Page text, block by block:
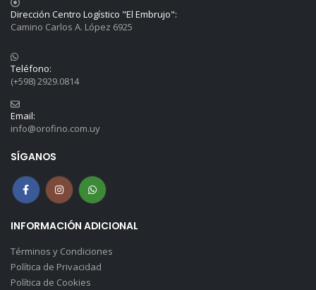
Dirección Centro Logístico "El Embrujo":
Camino Carlos A. López 6925
Teléfono:
(+598) 2929.0814
Email:
info@orofino.com.uy
SÍGANOS
INFORMACIÓN ADICIONAL
Términos y Condiciones
Política de Privacidad
Política de Cookies